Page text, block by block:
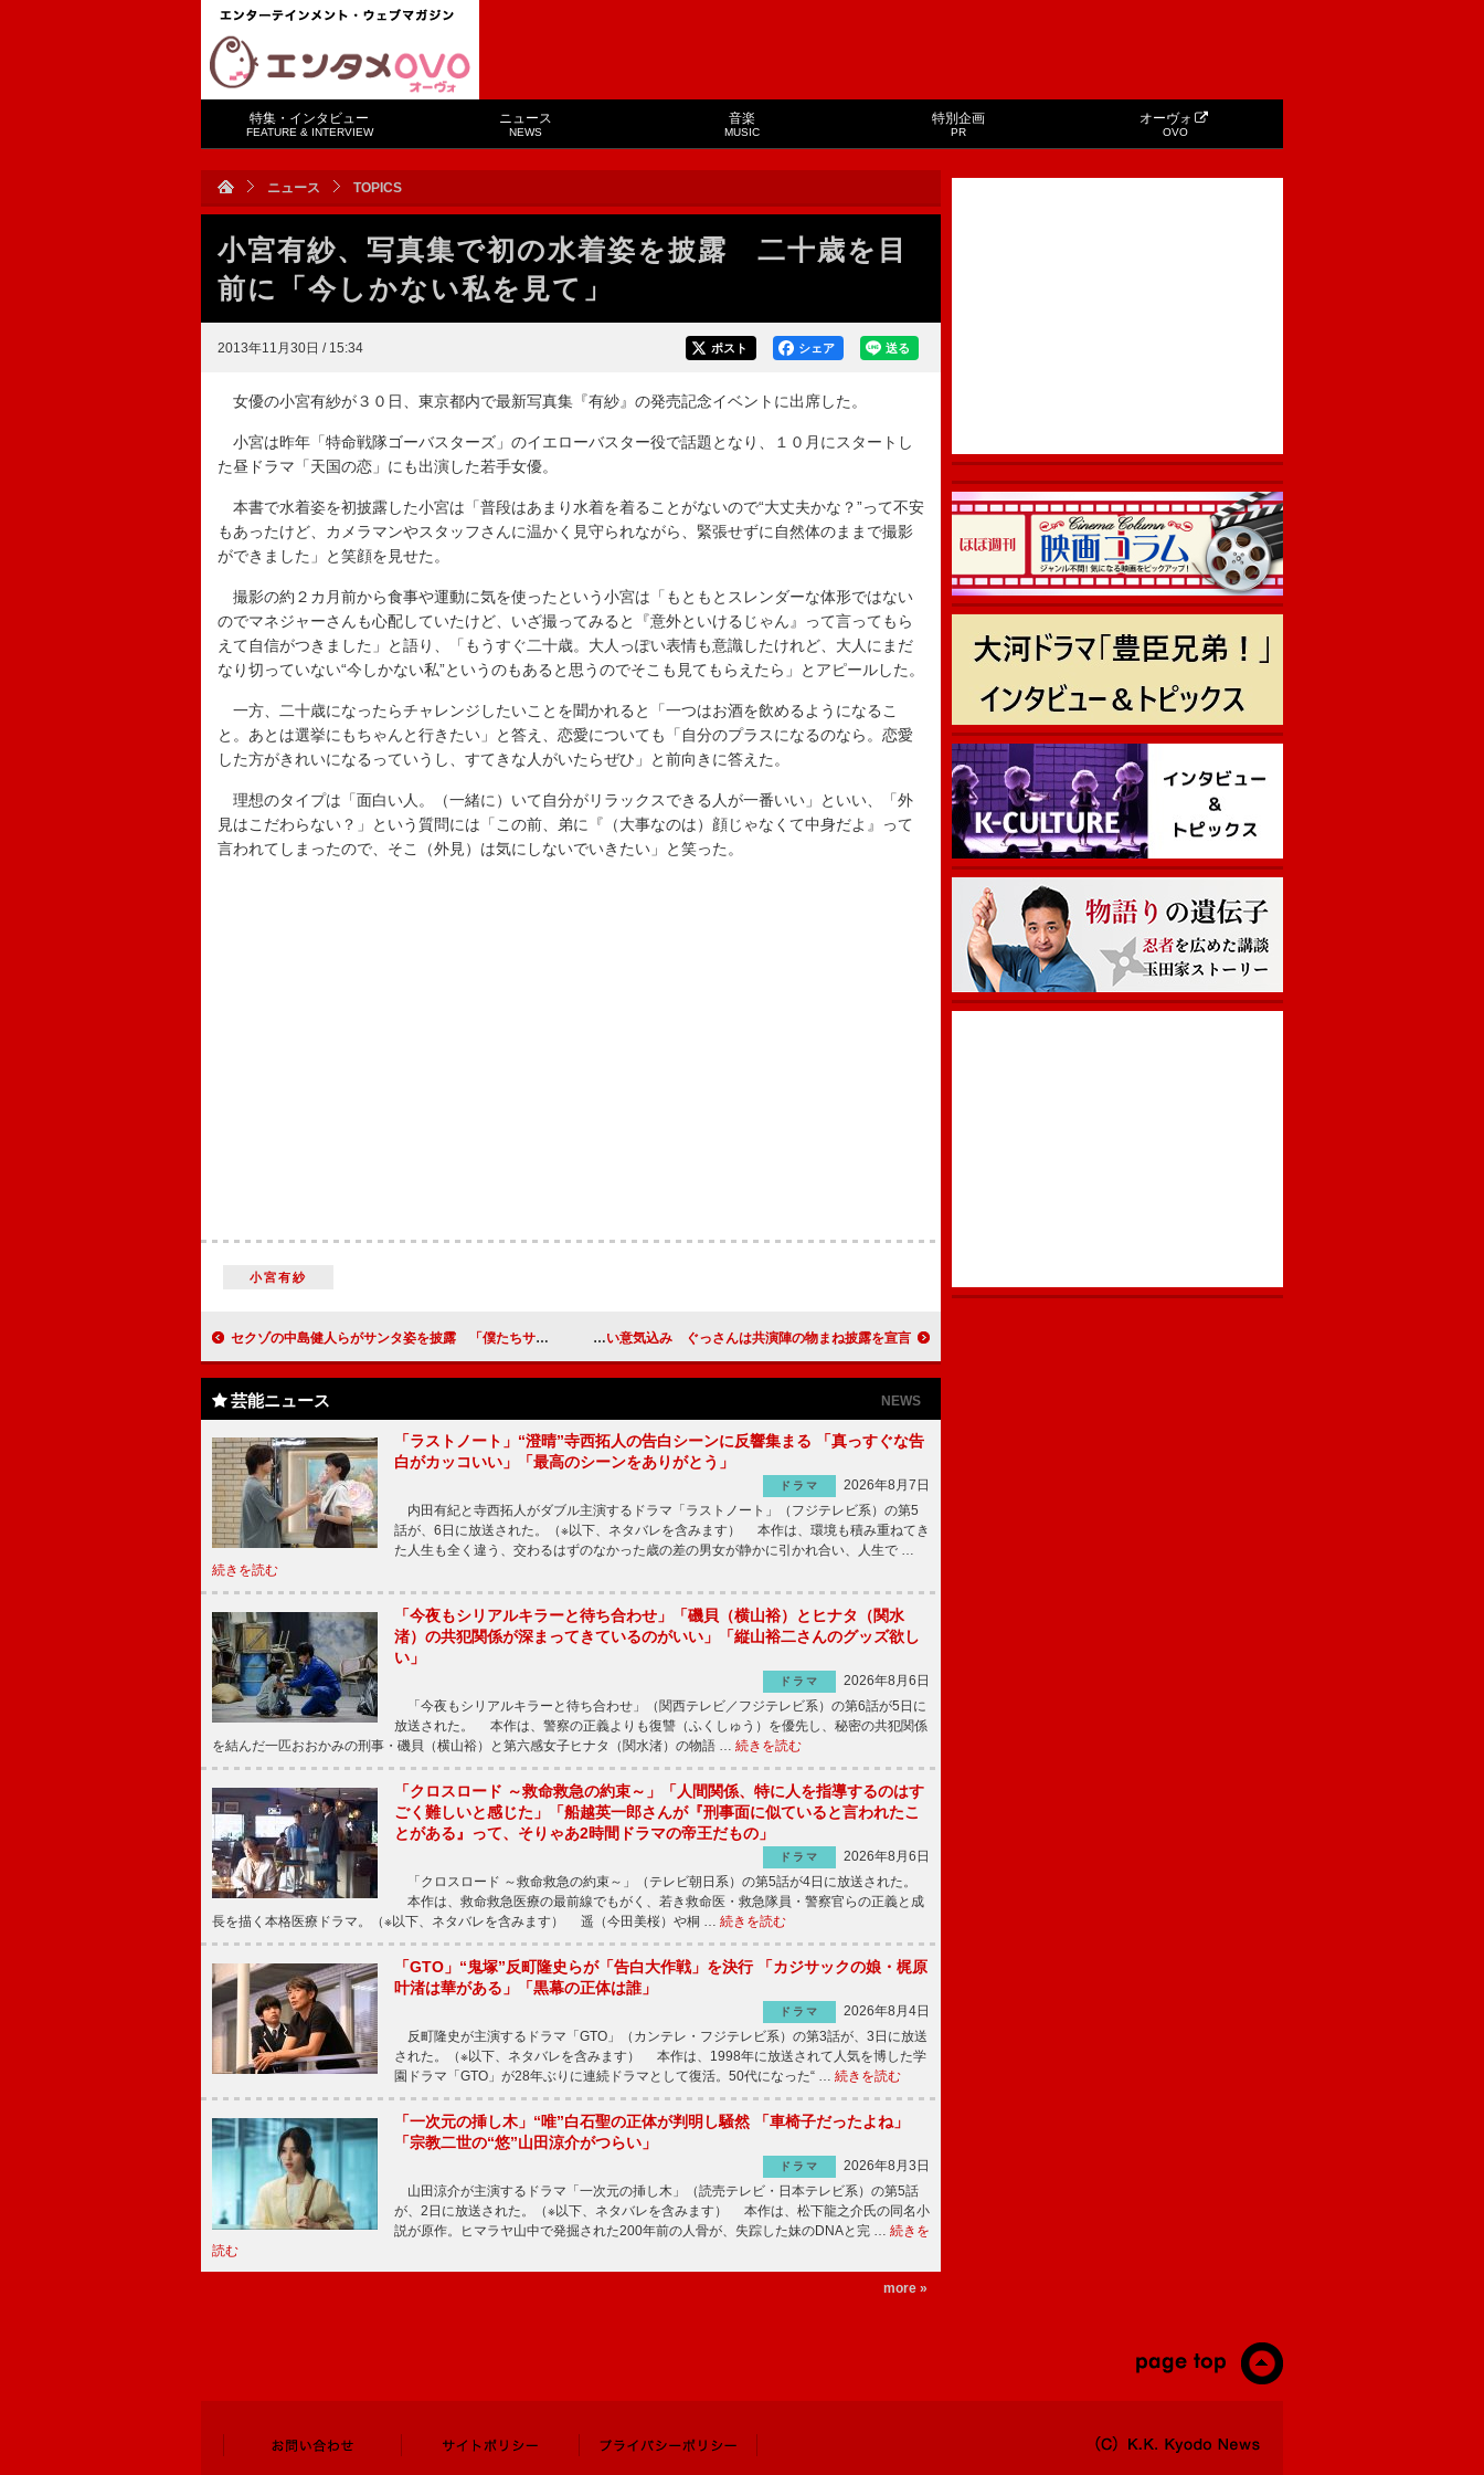
特集・インタビュー
FEATURE & INTERVIEW
ニュース
NEWS
音楽
MUSIC
特別企画
PR
オーヴォ
OVO
ニュース TOPICS
小宮有紗、写真集で初の水着姿を披露 二十歳を目
前に「今しかない私を見て」
2013年11月30日 / 15:34 送る
シェア
ポスト
女優の小宮有紗が３０日、東京都内で最新写真集『有紗』の発売記念イベントに出席した。
小宮は昨年「特命戦隊ゴーバスターズ」のイエローバスター役で話題となり、１０月にスタートし
た昼ドラマ「天国の恋」にも出演した若手女優。
本書で水着姿を初披露した小宮は「普段はあまり水着を着ることがないので“大丈夫かな？”って不安
もあったけど、カメラマンやスタッフさんに温かく見守られながら、緊張せずに自然体のままで撮影
ができました」と笑顔を見せた。
撮影の約２カ月前から食事や運動に気を使ったという小宮は「もともとスレンダーな体形ではない
のでマネジャーさんも心配していたけど、いざ撮ってみると『意外といけるじゃん』って言ってもら
えて自信がつきました」と語り、「もうすぐ二十歳。大人っぽい表情も意識したけれど、大人にまだ
なり切っていない“今しかない私”というのもあると思うのでそこも見てもらえたら」とアピールした。
一方、二十歳になったらチャレンジしたいことを聞かれると「一つはお酒を飲めるようになるこ
と。あとは選挙にもちゃんと行きたい」と答え、恋愛についても「自分のプラスになるのなら。恋愛
した方がきれいになるっていうし、すてきな人がいたらぜひ」と前向きに答えた。
理想のタイプは「面白い人。（一緒に）いて自分がリラックスできる人が一番いい」といい、「外
見はこだわらない？」という質問には「この前、弟に『（大事なのは）顔じゃなくて中身だよ』って
言われてしまったので、そこ（外見）は気にしないでいきたい」と笑った。
小宮有紗
セクゾの中島健人らがサンタ姿を披露 「僕たちサンタが幸せを届けます」 キスマイ北山、ミュージカルに熱い意気込み ぐっさんは共演陣の物まね披露を宣言
芸能ニュース NEWS
「ラストノート」“澄晴”寺西拓人の告白シーンに反響集まる 「真っすぐな告
白がカッコいい」「最高のシーンをありがとう」
ドラマ
2026年8月7日
内田有紀と寺西拓人がダブル主演するドラマ「ラストノート」（フジテレビ系）の第5
話が、6日に放送された。（※以下、ネタバレを含みます） 本作は、環境も積み重ねてき
た人生も全く違う、交わるはずのなかった歳の差の男女が静かに引かれ合い、人生で …
続きを読む
「今夜もシリアルキラーと待ち合わせ」「磯貝（横山裕）とヒナタ（関水
渚）の共犯関係が深まってきているのがいい」「縦山裕二さんのグッズ欲し
い」
ドラマ
2026年8月6日
「今夜もシリアルキラーと待ち合わせ」（関西テレビ／フジテレビ系）の第6話が5日に
放送された。 本作は、警察の正義よりも復讐（ふくしゅう）を優先し、秘密の共犯関係
を結んだ一匹おおかみの刑事・磯貝（横山裕）と第六感女子ヒナタ（関水渚）の物語 … 続きを読む
「クロスロード ～救命救急の約束～」「人間関係、特に人を指導するのはす
ごく難しいと感じた」「船越英一郎さんが『刑事面に似ていると言われたこ
とがある』って、そりゃあ2時間ドラマの帝王だもの」
ドラマ
2026年8月6日
「クロスロード ～救命救急の約束～」（テレビ朝日系）の第5話が4日に放送された。
本作は、救命救急医療の最前線でもがく、若き救命医・救急隊員・警察官らの正義と成
長を描く本格医療ドラマ。（※以下、ネタバレを含みます） 遥（今田美桜）や桐 … 続きを読む
「GTO」“鬼塚”反町隆史らが「告白大作戦」を決行 「カジサックの娘・梶原
叶渚は華がある」「黒幕の正体は誰」
ドラマ
2026年8月4日
反町隆史が主演するドラマ「GTO」（カンテレ・フジテレビ系）の第3話が、3日に放送
された。（※以下、ネタバレを含みます） 本作は、1998年に放送されて人気を博した学
園ドラマ「GTO」が28年ぶりに連続ドラマとして復活。50代になった“ … 続きを読む
「一次元の挿し木」“唯”白石聖の正体が判明し騒然 「車椅子だったよね」
「宗教二世の“悠”山田涼介がつらい」
ドラマ
2026年8月3日
山田涼介が主演するドラマ「一次元の挿し木」（読売テレビ・日本テレビ系）の第5話
が、2日に放送された。（※以下、ネタバレを含みます） 本作は、松下龍之介氏の同名小
説が原作。ヒマラヤ山中で発掘された200年前の人骨が、失踪した妹のDNAと完 … 続きを
読む
more »